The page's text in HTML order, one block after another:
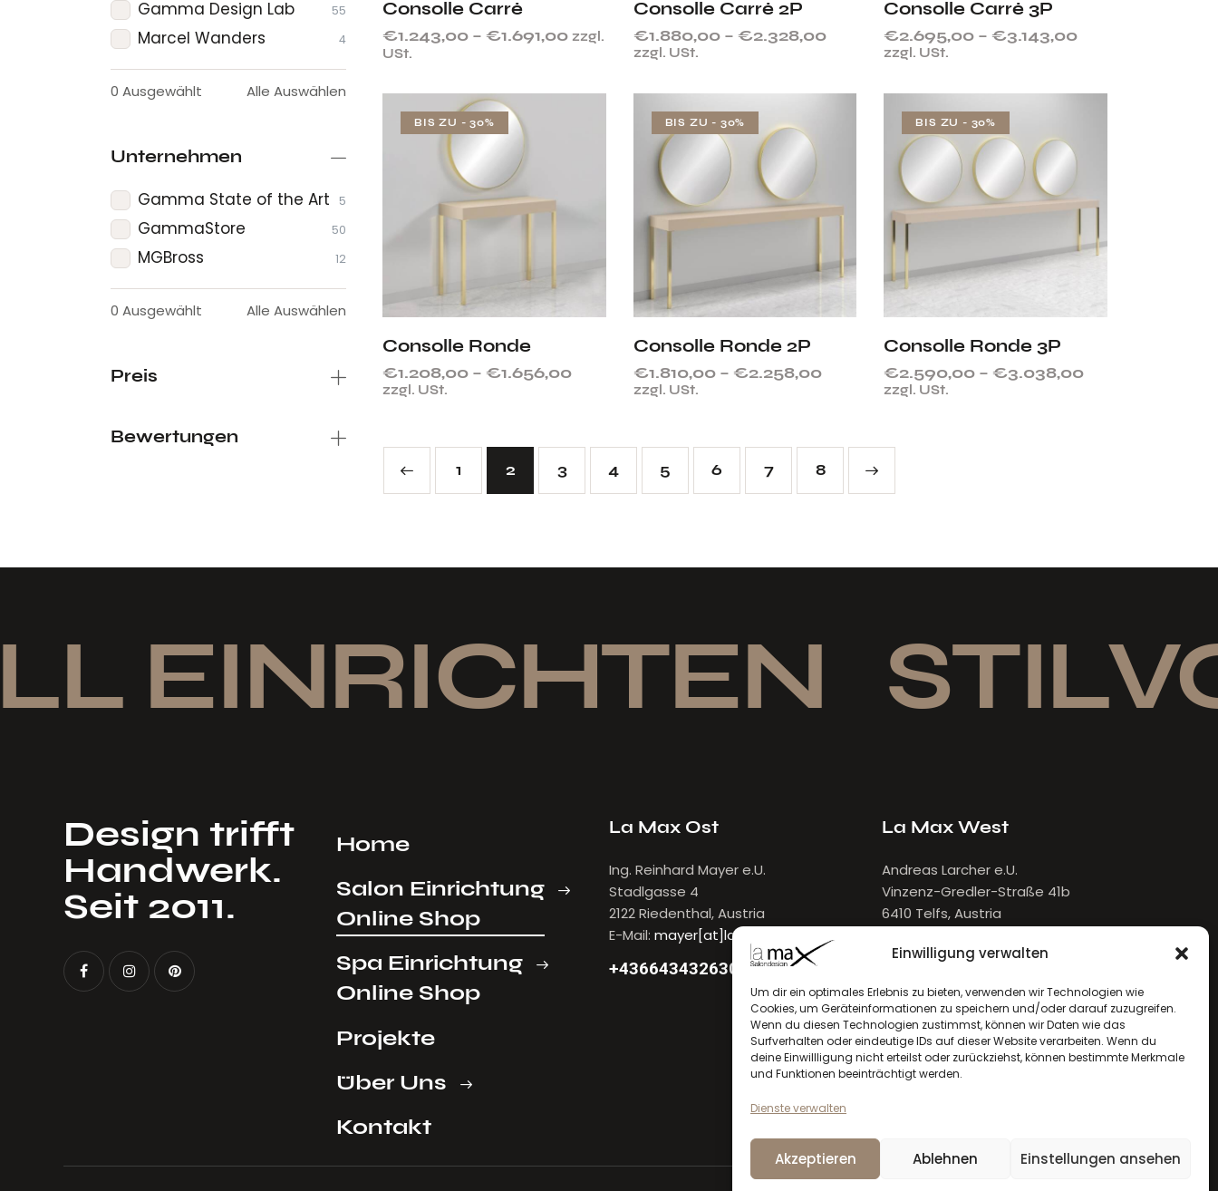
Einwilligung verwalten
Um dir ein optimales Erlebnis zu bieten, verwenden wir Technologien wie
Cookies, um Geräteinformationen zu speichern und/oder darauf zuzugreifen.
Wenn du diesen Technologien zustimmst, können wir Daten wie das
Surfverhalten oder eindeutige IDs auf dieser Website verarbeiten. Wenn du
deine Einwillligung nicht erteilst oder zurückziehst, können bestimmte Merkmale
und Funktionen beeinträchtigt werden.
Dienste verwalten
Akzeptieren Ablehnen Einstellungen ansehen
Consolle Carré
€1.243,00 – €1.691,00 zzgl.
USt.
Consolle Carré 2P
€1.880,00 – €2.328,00
zzgl. USt.
Consolle Carré 3P
€2.695,00 – €3.143,00
zzgl. USt.
BIS ZU - 30%
Consolle Ronde
€1.208,00 – €1.656,00
zzgl. USt.
BIS ZU - 30%
Consolle Ronde 2P
€1.810,00 – €2.258,00
zzgl. USt.
BIS ZU - 30%
Consolle Ronde 3P
€2.590,00 – €3.038,00
zzgl. USt.
1 2 3 4 5 6 7 8
Gamma Design Lab 55
Marcel Wanders 4
0 Ausgewählt Alle Auswählen
Unternehmen
Gamma State of the Art 5
GammaStore 50
MGBross 12
0 Ausgewählt Alle Auswählen
Preis
Bewertungen
EINRICHTEN
Design trifft
Handwerk.
Seit 2011.
Home
Salon Einrichtung
Online Shop
Spa Einrichtung
Online Shop
Projekte
Über Uns
Kontakt
La Max Ost
Ing. Reinhard Mayer e.U.
Stadlgasse 4
2122 Riedenthal, Austria
E-Mail: mayer[at]lamax.at
+436643432630
La Max West
Andreas Larcher e.U.
Vinzenz-Gredler-Straße 41b
6410 Telfs, Austria
+436643432632